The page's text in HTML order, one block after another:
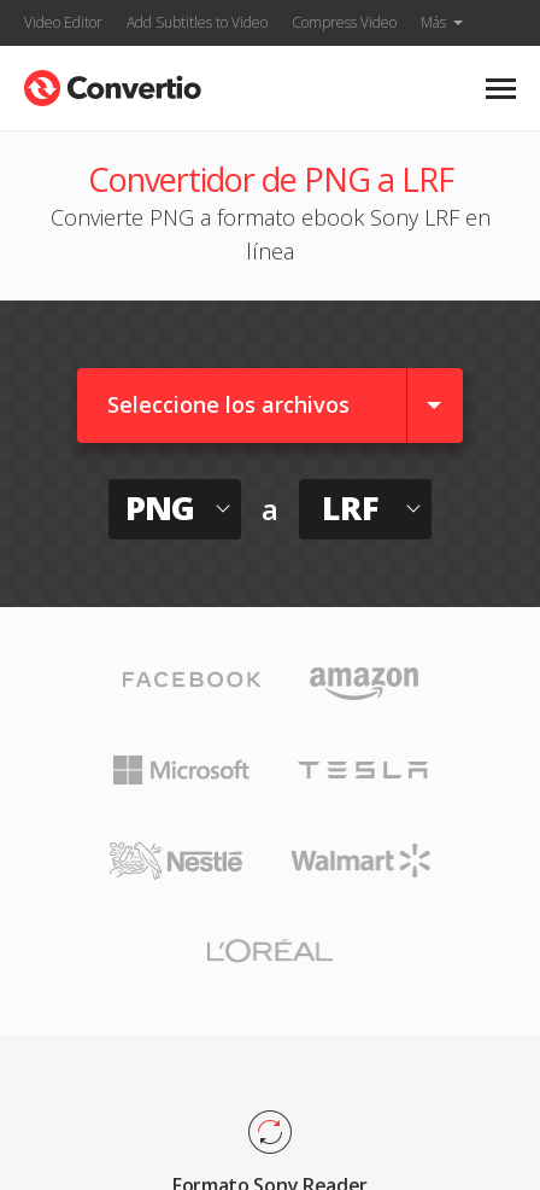
Video Editor Add Subtitles to Video Compress Video Más
Convertidor de PNG a LRF
Convierte PNG a formato ebook Sony LRF en
línea
Seleccione los archivos
PNG a LRF